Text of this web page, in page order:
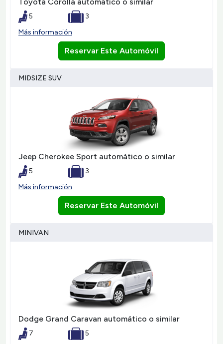
5
3
Más información
Reservar Este Automóvil
MIDSIZE SUV
Jeep Cherokee Sport automático o similar
5
3
Más información
Reservar Este Automóvil
MINIVAN
Dodge Grand Caravan automático o similar
7
5